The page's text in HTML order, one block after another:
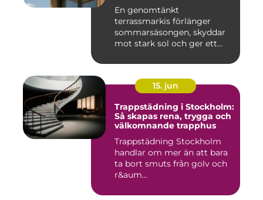
En genomtänkt
terrassmarkis förlänger
sommarsäsongen, skyddar
mot stark sol och ger ett
15. jun
Trappstädning i Stockholm:
Så skapas rena, trygga och
välkomnande trapphus
Trappstädning Stockholm
handlar om mer än att bara
ta bort smuts från golv och
r&aum...